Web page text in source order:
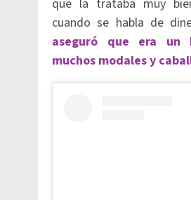
que la trataba muy
cuando se habla de
aseguró que era un
muchos modales y